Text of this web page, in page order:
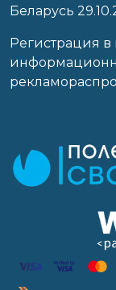
Беларусь
Регистрация в